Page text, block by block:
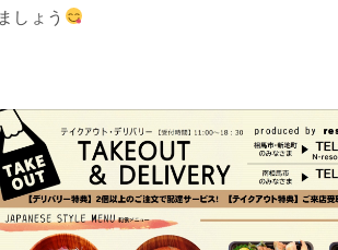
しょう